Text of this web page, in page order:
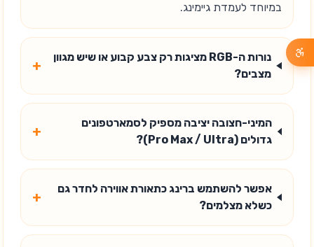
במיוחד לעמדת גיימינג.
נורות ה-RGB מציגות רק צבע קבוע או שיש מגוון
מצבים?
+
המיני-חצובה יציבה מספיק לסמארטפונים
גדולים (Pro Max / Ultra)?
+
אפשר להשתמש ברינג כתאורת אווירה לחדר גם
כשלא מצלמים?
+